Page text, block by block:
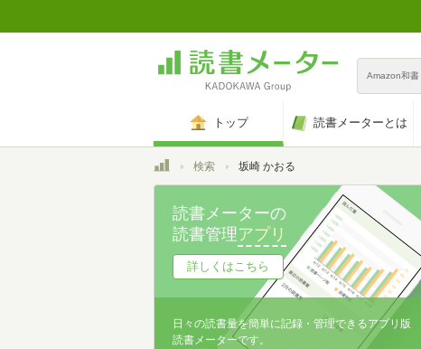
Amazon和書
トップ 読書メーターとは
トップ検索 坂崎 かおる
読書メーターの
読書管理アプリ
詳しくはこちら
日々の読書量を簡単に記録・管理できるアプリ版
読書メーターです。